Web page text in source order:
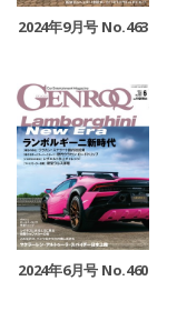
2024年9月号 No.463
2024年6月号 No.460